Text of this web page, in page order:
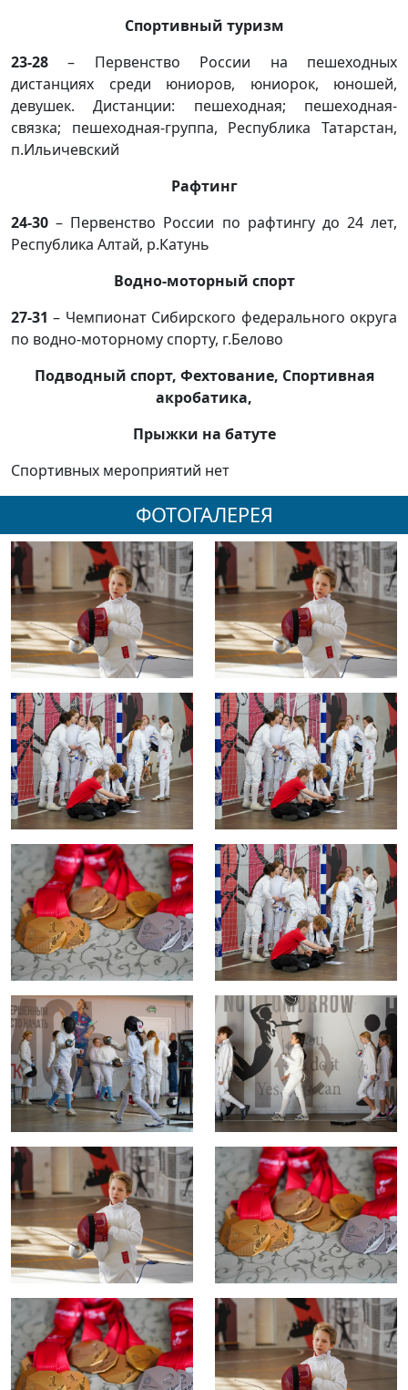
Спортивный туризм
23-28 – Первенство России на пешеходных
дистанциях среди юниоров, юниорок, юношей,
девушек. Дистанции: пешеходная; пешеходная-
связка; пешеходная-группа, Республика Татарстан,
п.Ильичевский
Рафтинг
24-30 – Первенство России по рафтингу до 24 лет,
Республика Алтай, р.Катунь
Водно-моторный спорт
27-31 – Чемпионат Сибирского федерального округа
по водно-моторному спорту, г.Белово
Подводный спорт, Фехтование, Спортивная
акробатика,
Прыжки на батуте
Спортивных мероприятий нет
ФОТОГАЛЕРЕЯ